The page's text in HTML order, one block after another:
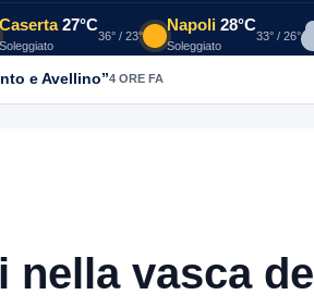
Caserta 27°C
Soleggiato
36° / 23°
Napoli 28°C
Soleggiato
33° / 26°
e Avellino”4 ORE FA
nella vasca